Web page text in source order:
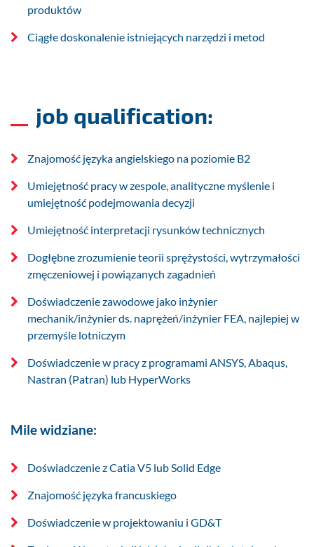
produktów
Ciągłe doskonalenie istniejących narzędzi i metod
job qualification:
Znajomość języka angielskiego na poziomie B2
Umiejętność pracy w zespole, analityczne myślenie i
umiejętność podejmowania decyzji
Umiejętność interpretacji rysunków technicznych
Dogłębne zrozumienie teorii sprężystości, wytrzymałości
zmęczeniowej i powiązanych zagadnień
Doświadczenie zawodowe jako inżynier
mechanik/inżynier ds. naprężeń/inżynier FEA, najlepiej w
przemyśle lotniczym
Doświadczenie w pracy z programami ANSYS, Abaqus,
Nastran (Patran) lub HyperWorks
Mile widziane:
Doświadczenie z Catia V5 lub Solid Edge
Znajomość języka francuskiego
Doświadczenie w projektowaniu i GD&T